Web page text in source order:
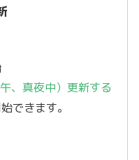
、真夜中）更新する
できます。